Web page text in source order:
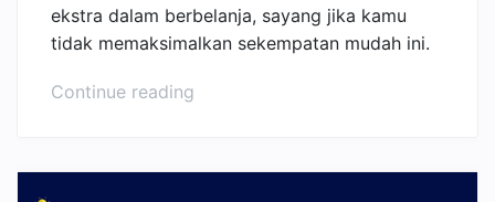
ekstra dalam berbelanja, sayang jika kamu
tidak memaksimalkan sekempatan mudah ini.
Continue reading
Online